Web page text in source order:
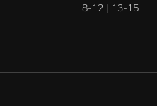
8-12 | 13-15